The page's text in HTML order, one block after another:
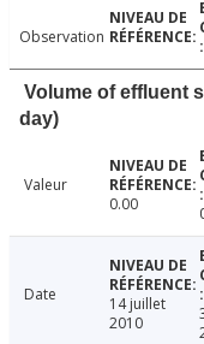
Observation
Volume of effluent
day)
Valeur
0.00
Date
14 juillet
2010